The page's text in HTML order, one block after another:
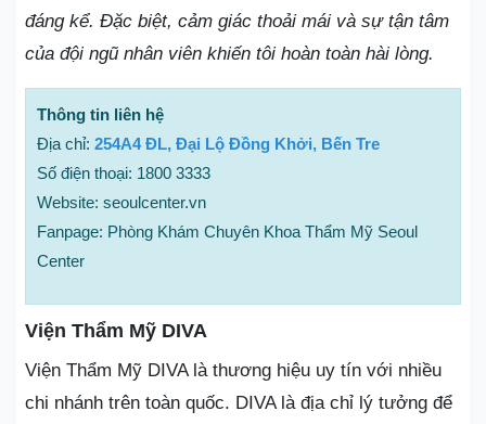
đáng kể. Đặc biệt, cảm giác thoải mái và sự tận tâm
của đội ngũ nhân viên khiến tôi hoàn toàn hài lòng.
Thông tin liên hệ
Địa chỉ: 254A4 ĐL, Đại Lộ Đồng Khởi, Bến Tre
Số điện thoại: 1800 3333
Website: seoulcenter.vn
Fanpage: Phòng Khám Chuyên Khoa Thẩm Mỹ Seoul
Center
Viện Thẩm Mỹ DIVA
Viện Thẩm Mỹ DIVA là thương hiệu uy tín với nhiều
chi nhánh trên toàn quốc. DIVA là địa chỉ lý tưởng để